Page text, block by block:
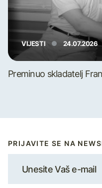
VIJESTI 24.07.2026
Preminuo skladatelj
PRIJAVITE SE NA